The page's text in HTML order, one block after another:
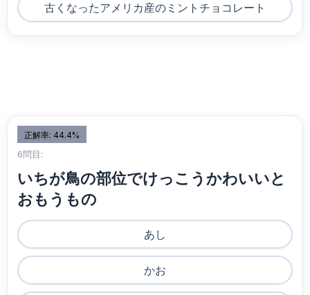
古くなったアメリカ産のミントチョコレート
正解率: 44.4%
6問目:
いちが鳥の部位でけっこうかわいいと
おもうもの
あし
かお